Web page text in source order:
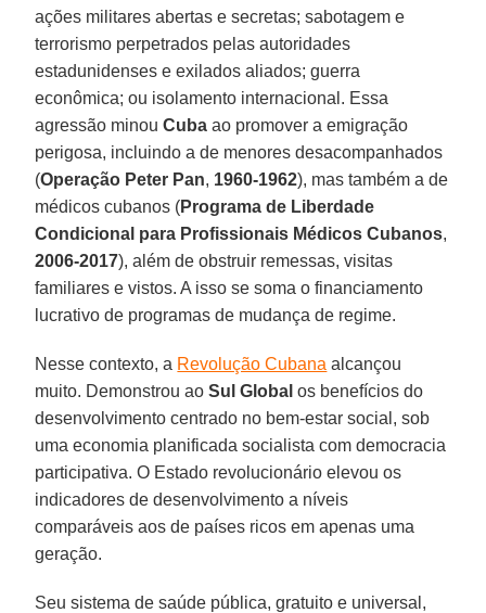
ações militares abertas e secretas; sabotagem e
terrorismo perpetrados pelas autoridades
estadunidenses e exilados aliados; guerra
econômica; ou isolamento internacional. Essa
agressão minouCuba ao promover a emigração
perigosa, incluindo a de menores desacompanhados
(Operação Peter Pan, 1960-1962), mas também a de
médicos cubanos (Programa de Liberdade
Condicional para Profissionais Médicos Cubanos,
2006-2017), além de obstruir remessas, visitas
familiares e vistos. A isso se soma o financiamento
lucrativo de programas de mudança de regime.
Nesse contexto, a Revolução Cubana alcançou
muito. Demonstrou aoSul Global os benefícios do
desenvolvimento centrado no bem-estar social, sob
uma economia planificada socialista com democracia
participativa. O Estado revolucionário elevou os
indicadores de desenvolvimento a níveis
comparáveis ​​aos de países ricos em apenas uma
geração.
Seu sistema de saúde pública, gratuito e universal,